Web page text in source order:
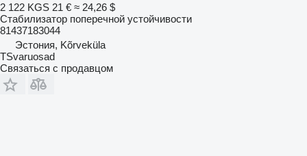
2 122 KGS 21 € ≈ 24,26 $
Стабилизатор поперечной устойчивости
81437183044
Эстония, Kõrveküla
TSvaruosad
Связаться с продавцом